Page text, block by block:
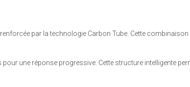
renforcée par la technologie Carbon Tube. Cette
une réponse progressive. Cette structure intelligente